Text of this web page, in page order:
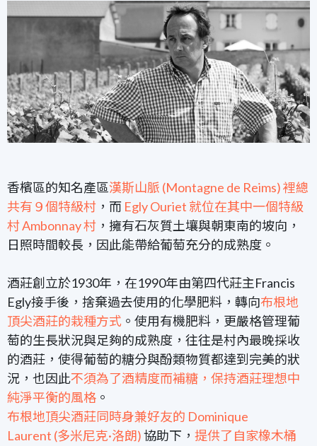
香檳區的知名產區漢斯山脈 (Montagne de Reims) 裡總
共有９個特級村 ，而 Egly Ouriet 就位在其中一個特級
村 Ambonnay 村 ，擁有石灰質土壤與朝東南的坡向，
日照時間較長，因此能帶給葡萄充分的成熟度。
酒莊創立於1930年，在1990年由第四代莊主Francis
Egly接手後，捨棄過去使用的化學肥料，轉向布根地
頂尖酒莊的栽種方式 。使用有機肥料，更嚴格管理葡
萄的生長狀況與足夠的成熟度，往往是村內最晚採收
的酒莊，使得葡萄的糖分與酚類物質都達到完美的狀
況，也因此不須為了酒精度而補糖， 保持酒莊理想中
純淨平衡的風格 。
布根地頂尖酒莊同時身兼好友的 Dominique
Laurent (多米尼克·洛朗)協助下， 提供了自家橡木桶